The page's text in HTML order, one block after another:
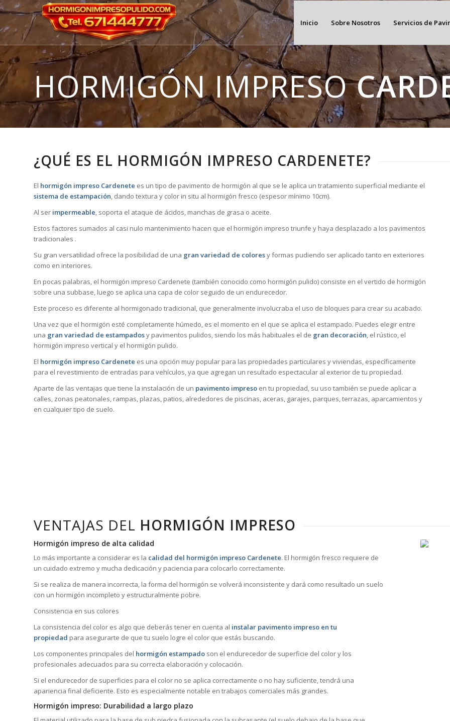
Inicio Sobre Nosotros Servicios de
HORMIGÓN IMPRESO
¿QUÉ ES EL HORMIGÓN IMPRESO CARDENETE?
El hormigón impreso Cardenete es un tipo de pavimento de hormigón al que se le aplica un tratamiento superficial mediante el
sistema de estampación, dando textura y color in situ al hormigón fresco (espesor mínimo 10cm).
Al ser impermeable, soporta el ataque de ácidos, manchas de grasa o aceite.
Estos factores sumados al casi nulo mantenimiento hacen que el hormigón impreso triunfe y haya desplazado a los pavimentos
tradicionales .
Su gran versatilidad ofrece la posibilidad de una gran variedad de coloresy formas pudiendo ser aplicado tanto en exteriores
como en interiores.
En pocas palabras, el hormigón impreso Cardenete (también conocido como hormigón pulido) consiste en el vertido de hormigón
sobre una subbase, luego se aplica una capa de color seguido de un endurecedor.
Este proceso es diferente al hormigonado tradicional, que generalmente involucraba el uso de bloques para crear su acabado.
Una vez que el hormigón esté completamente húmedo, es el momento en el que se aplica el estampado. Puedes elegir entre
una gran variedad de estampadosy pavimentos pulidos, siendo los más habituales el de gran decoración, el rústico, el
hormigón impreso vertical y el hormigón pulido.
El hormigón impreso Cardenete es una opción muy popular para las propiedades particulares y viviendas, específicamente
para el revestimiento de entradas para vehículos, ya que agregan un resultado espectacular al exterior de tu propiedad.
Aparte de las ventajas que tiene la instalación de un pavimento impreso en tu propiedad, su uso también se puede aplicar a
calles, zonas peatonales, rampas, plazas, patios, alrededores de piscinas, aceras, garajes, parques, terrazas, aparcamientos y
en cualquier tipo de suelo.
VENTAJAS DEL HORMIGÓN IMPRESO
Hormigón impreso de alta calidad
Lo más importante a considerar es la calidad del hormigón impreso Cardenete. El hormigón fresco requiere de
un cuidado extremo y mucha dedicación y paciencia para colocarlo correctamente.
Si se realiza de manera incorrecta, la forma del hormigón se volverá inconsistente y dará como resultado un suelo
con un hormigón incompleto y estructuralmente pobre.
Consistencia en sus colores
La consistencia del color es algo que deberás tener en cuenta al instalar pavimento impreso en tu
propiedad para asegurarte de que tu suelo logre el color que estás buscando.
Los componentes principales del hormigón estampado son el endurecedor de superficie del color y los
profesionales adecuados para su correcta elaboración y colocación.
Si el endurecedor de superficies para el color no se aplica correctamente o no hay suficiente, tendrá una
apariencia final deficiente. Esto es especialmente notable en trabajos comerciales más grandes.
Hormigón impreso: Durabilidad a largo plazo